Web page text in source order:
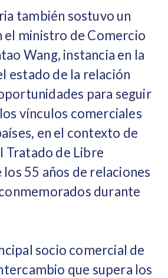
también sostuvo un
el ministro de Comercio
Wang, instancia en la
estado de la relación
para seguir
vínculos comerciales
en el contexto de
Tratado de Libre
55 años de relaciones
durante
socio comercial de
que supera los